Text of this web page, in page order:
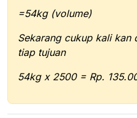
=54kg (volume)
Sekarang cukup kali kan
tiap tujuan
54kg x 2500 = Rp.